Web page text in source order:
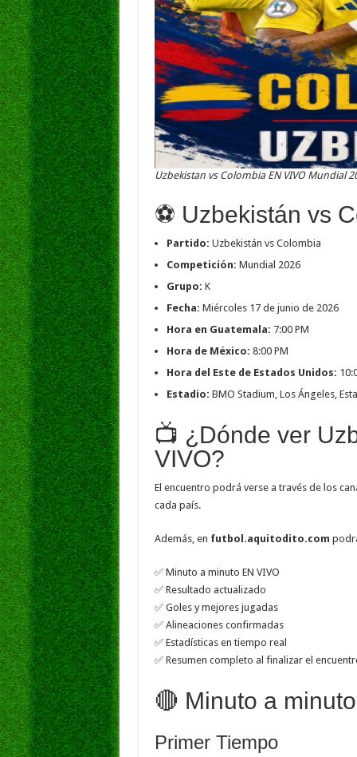
Uzbekistan vs Colombia EN VIVO Mundial
⚽ Uzbekistán vs
Partido: Uzbekistán vs Colombia
Competición: Mundial 2026
Grupo: K
Fecha: Miércoles 17 de junio de 2026
Hora en Guatemala: 7:00 PM
Hora de México: 8:00 PM
Hora del Este de Estados Unidos:
Estadio: BMO Stadium, Los Ángeles,
📺 ¿Dónde ver
VIVO?
El encuentro podrá verse a través de los
cada país.
Además, en futbol.aquitodito.com
✅ Minuto a minuto EN VIVO
✅ Resultado actualizado
✅ Goles y mejores jugadas
✅ Alineaciones confirmadas
✅ Estadísticas en tiempo real
✅ Resumen completo al finalizar el
🔴 Minuto a
Primer Tiempo